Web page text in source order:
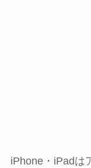
iPhone・iPadは